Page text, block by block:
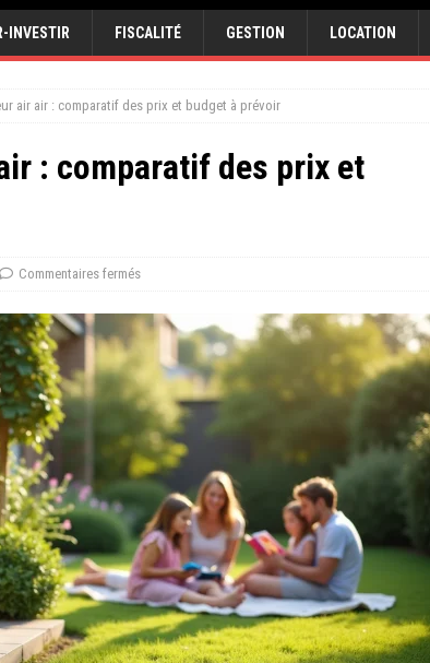
INVESTIR FISCALITÉ GESTION LOCATION
air air : comparatif des prix et budget à prévoir
: comparatif des prix et
Commentaires fermés